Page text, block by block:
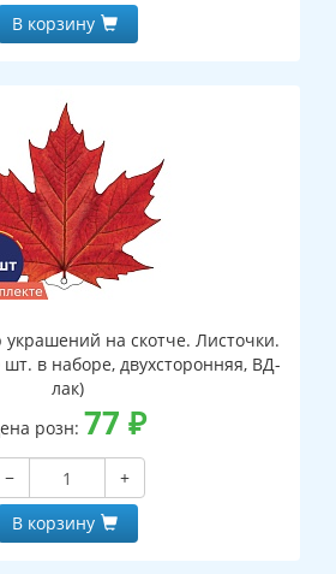
В корзину
на скотче. Листочки.
в наборе, двухсторонняя, ВД-
лак)
розн: 77 ₽
−
+
В корзину